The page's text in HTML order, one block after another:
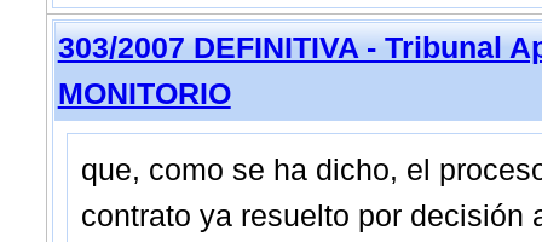
303/2007 DEFINITIVA - Tribunal
MONITORIO
que, como se ha dicho, el
contrato ya resuelto por decisión